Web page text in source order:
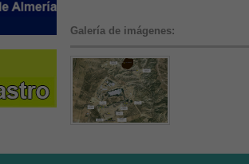
Galería de imágenes: